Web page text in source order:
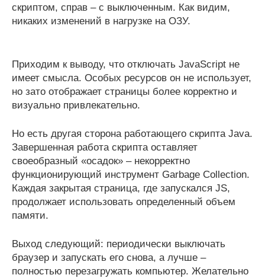
скриптом, справ – с выключенным. Как видим,
никаких изменений в нагрузке на ОЗУ.
Приходим к выводу, что отключать JavaScript не
имеет смысла. Особых ресурсов он не использует,
но зато отображает страницы более корректно и
визуально привлекательно.
Но есть другая сторона работающего скрипта Java.
Завершенная работа скрипта оставляет
своеобразный «осадок» – некорректно
функционирующий инструмент Garbage Collection.
Каждая закрытая страница, где запускался JS,
продолжает использовать определенный объем
памяти.
Выход следующий: периодически выключать
браузер и запускать его снова, а лучше –
полностью перезагружать компьютер. Желательно